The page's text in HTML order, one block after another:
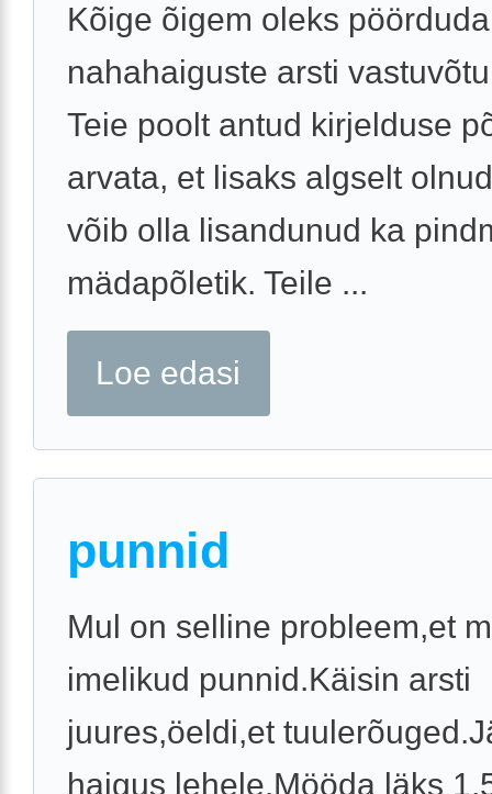
Kõige õigem oleks pöörduda
nahahaiguste arsti
Teie poolt antud kirjelduse
arvata, et lisaks algselt
võib olla lisandunud ka
mädapõletik. Teile ...
Loe edasi
punnid
Mul on selline probleem,et
imelikud punnid.Käisin arsti
juures,öeldi,et
haigus lehele.Mööda läks